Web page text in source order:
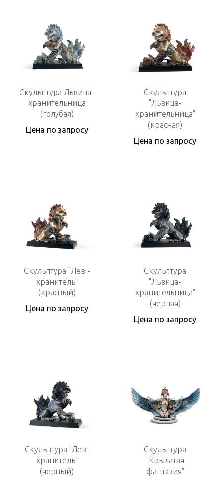
Скульптура Львица-
хранительница
(голубая)
Цена по запросу
Скульптура
"Львица-
хранительница"
(красная)
Цена по запросу
Скульптура "Лев -
хранитель"
(красный)
Цена по запросу
Скульптура
"Львица-
хранительница"
(черная)
Цена по запросу
Скульптура "Лев-
хранитель"
(черный)
Скульптура
"Крылатая
фантазия"